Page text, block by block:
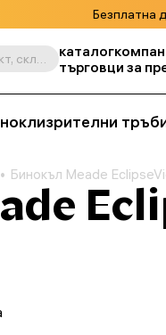
Безплатна
Търсене по продукт, складова единица, категория и т.н. каталог
търговци за
зрителни
Бинокъл Meade